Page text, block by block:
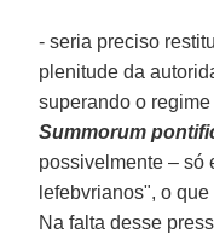
- seria preciso
plenitude da
superando o
Summorum
possivelmente – só
lefebvrianos", o
Na falta desse